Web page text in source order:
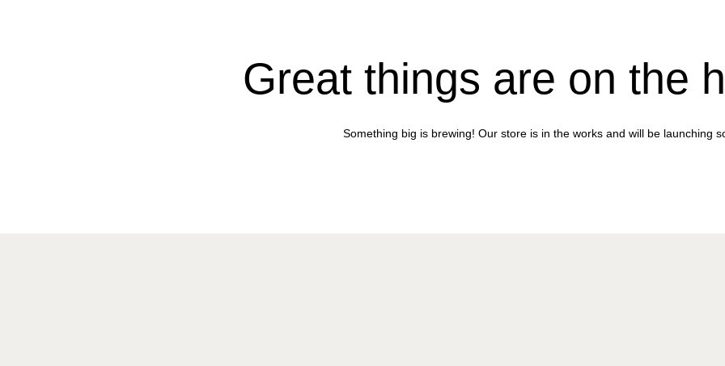
Great things are on the
Something big is brewing! Our store is in the works and will be launching